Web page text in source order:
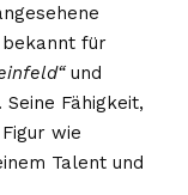
für
und
Fähigkeit,
wie
Talent und